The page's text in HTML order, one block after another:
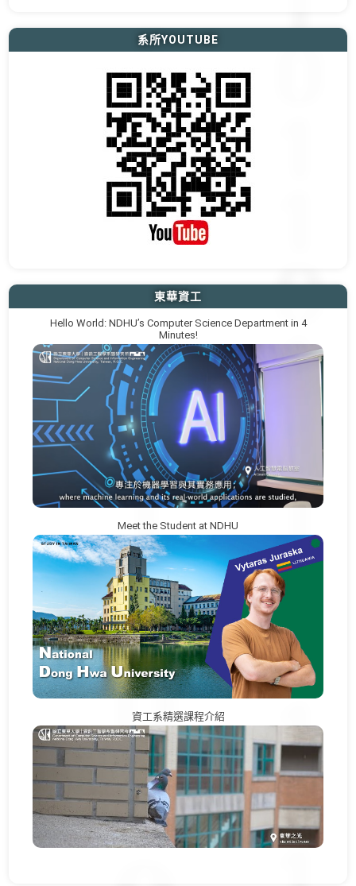
系所YOUTUBE
東華資工
Hello World: NDHU’s Computer Science Department in 4
Minutes!
Meet the Student at NDHU
資工系精選課程介紹